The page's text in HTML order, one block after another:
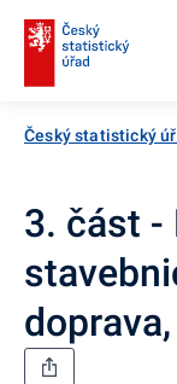
Český statistický
3. část -